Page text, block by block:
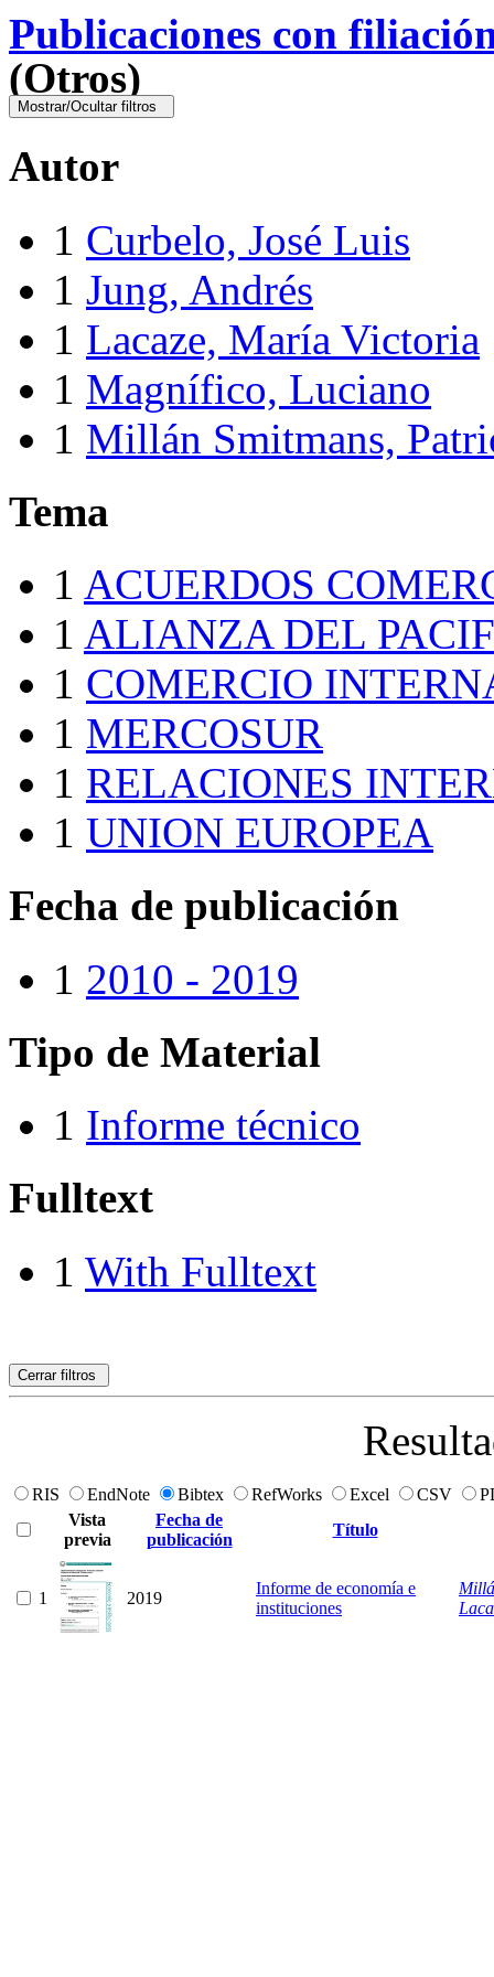
Publicaciones con
(Otros)
Autor
1 Curbelo, José Luis
1 Jung, Andrés
1 Lacaze, María Victoria
1 Magnífico, Luciano
1 Millán Smitmans,
Tema
1 ACUERDOS
1 ALIANZA DEL
1 COMERCIO
1 MERCOSUR
1 RELACIONES
1 UNION EUROPEA
Fecha de publicación
1 2010 - 2019
Tipo de Material
1 Informe técnico
Fulltext
1 With Fulltext
Cerrar filtros
RIS EndNote Bibtex RefWorks Excel CSV
Vista
previa
Fecha de
publicación
Título
1 2019
Informe de economía e
instituciones